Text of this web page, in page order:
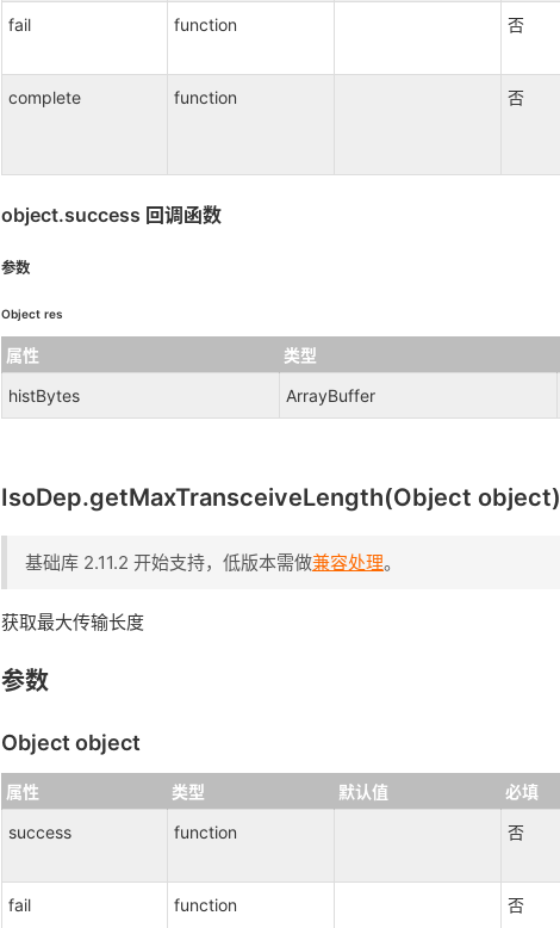
fail function 否
complete function 否
object.success 回调函数
参数
Object res
属性 类型
histBytes
ArrayBuffer
IsoDep.getMaxTransceiveLength(Object object)
基础库 2.11.2 开始支持，低版本需做兼容处理。
获取最大传输长度
参数
Object object
属性 类型 默认值 必填
success
function 否
fail function 否